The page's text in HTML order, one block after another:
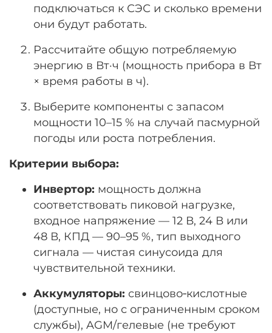
подключаться к СЭС и сколько времени
они будут работать.
Рассчитайте общую потребляемую
энергию в Вт·ч (мощность прибора в Вт
× время работы в ч).
Выберите компоненты с запасом
мощности 10–15 % на случай пасмурной
погоды или роста потребления.
Критерии выбора:
Инвертор: мощность должна
соответствовать пиковой нагрузке,
входное напряжение — 12 В, 24 В или
48 В, КПД — 90–95 %, тип выходного
сигнала — чистая синусоида для
чувствительной техники.
Аккумуляторы: свинцово‑кислотные
(доступные, но с ограниченным сроком
службы), AGM/гелевые (не требуют